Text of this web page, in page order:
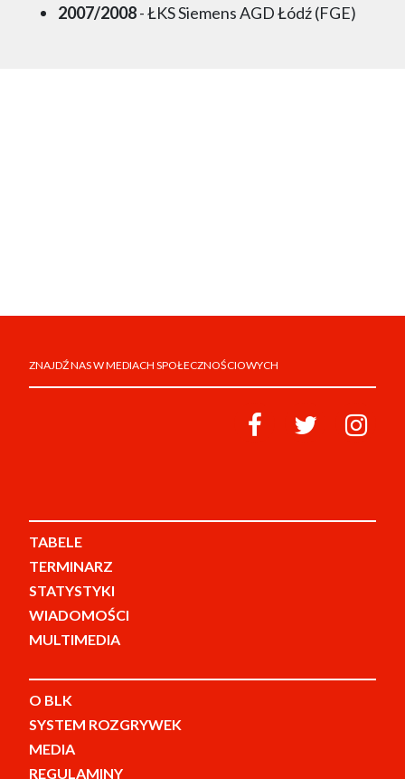
2007/2008- ŁKS Siemens AGD Łódź (FGE)
ZNAJDŹ NAS W MEDIACH SPOŁECZNOŚCIOWYCH
TABELE
TERMINARZ
STATYSTYKI
WIADOMOŚCI
MULTIMEDIA
O BLK
SYSTEM ROZGRYWEK
MEDIA
REGULAMINY